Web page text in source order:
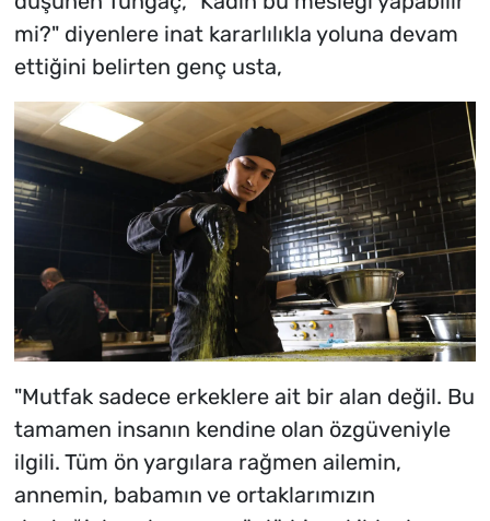
mi?" diyenlere inat kararlılıkla yoluna devam
ettiğini belirten genç usta,
"Mutfak sadece erkeklere ait bir alan değil. Bu
tamamen insanın kendine olan özgüveniyle
ilgili. Tüm ön yargılara rağmen ailemin,
annemin, babamın ve ortaklarımızın